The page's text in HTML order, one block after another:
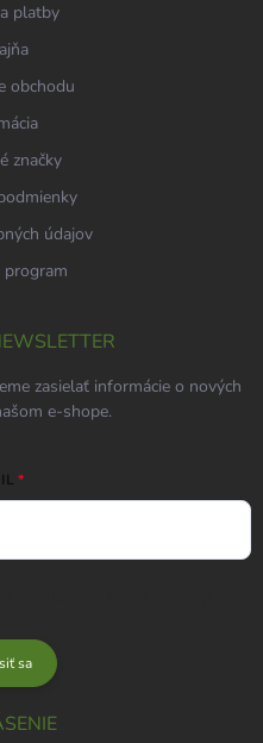
platby
obchodu
značky
údajov
zasielať informácie o nových
e-shope.
sa